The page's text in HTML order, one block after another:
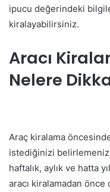
ipucu değerindeki
kiralayabilirsiniz.
Aracı
Nelere
Araç kiralama
istediğinizi
haftalık, aylık ve hatta
aracı kiralamadan